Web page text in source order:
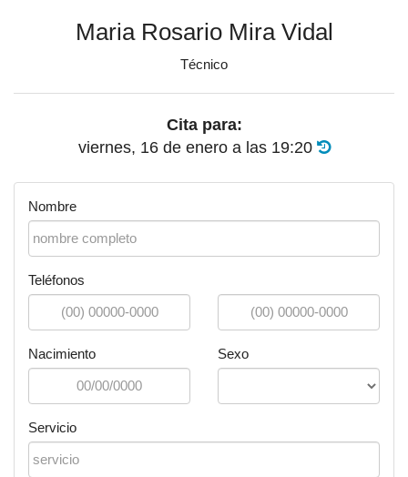
Maria Rosario Mira Vidal
Técnico
Cita para:
viernes, 16 de enero a las 19:20
Nombre
Teléfonos
Nacimiento Sexo
Servicio